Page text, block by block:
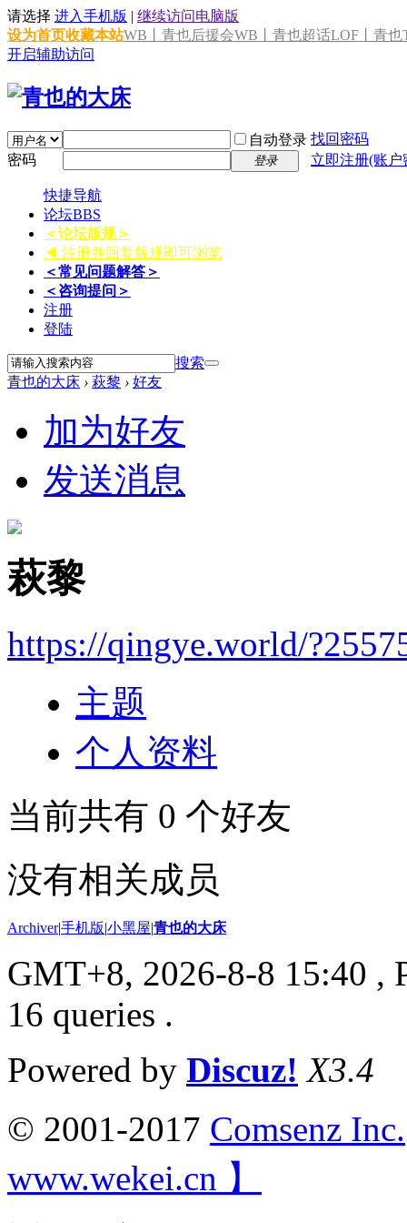
请选择 进入手机版 | 继续访问电脑版
设为首页收藏本站WB丨青也后援会WB丨青也超话LOF丨青也
开启辅助访问
自动登录 找回密码
密码
登录 立即注册(账
快捷导航
论坛BBS
＜论坛版规＞
◀ 注册并回复版规即可浏览
＜常见问题解答＞
＜咨询提问＞
注册
登陆
搜索
青也的大床 › 萩黎 › 好友
加为好友
发送消息
萩黎
https://qingye.world/
主题
个人资料
当前共有 0 个好友
没有相关成员
Archiver|手机版|小黑屋|青也的大床
GMT+8, 2026-8-8 15:40 ,
16 queries .
Powered by Discuz! X3.4
© 2001-2017 Comsenz Inc.
www.wekei.cn 】